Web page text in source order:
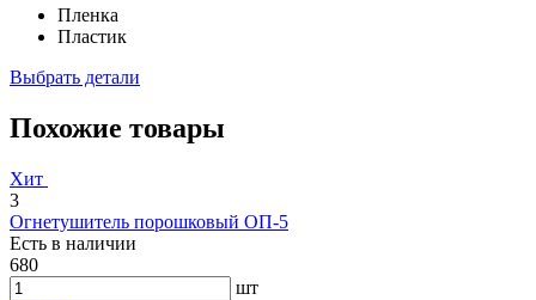
Пленка
Пластик
Выбрать детали
Похожие товары
Хит
3
Огнетушитель порошковый ОП-5
Есть в наличии
680
шт